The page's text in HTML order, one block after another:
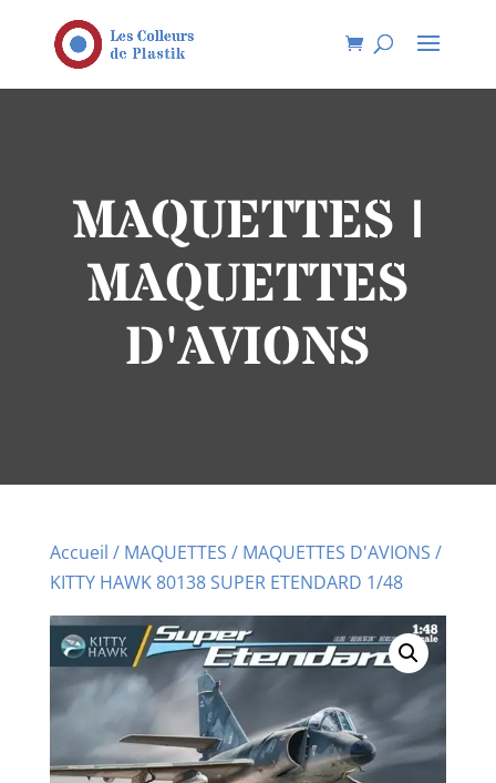
MAQUETTES |
MAQUETTES
D'AVIONS
Accueil / MAQUETTES / MAQUETTES D'AVIONS /
KITTY HAWK 80138 SUPER ETENDARD 1/48